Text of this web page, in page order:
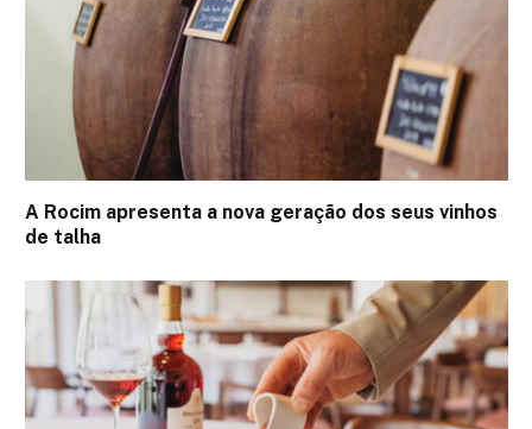
A Rocim apresenta a nova geração dos seus vinhos
de talha